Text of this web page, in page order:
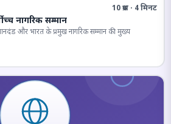
10 प्रश्न · 4 मिनट
नागरिक सम्मान
मानदंड और भारत के प्रमुख नागरिक सम्मान की मुख्य